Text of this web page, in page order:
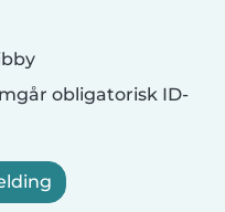
obligatorisk ID-